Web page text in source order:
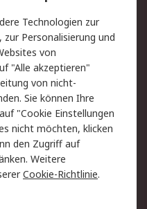
Kontakt
Datenschutz
Zahlungsbedingungen
Technologien zur
Personalisierung und
von
"Alle akzeptieren"
von nicht-
Sie können Ihre
"Cookie Einstellungen
nicht möchten, klicken
den Zugriff auf
Weitere
Cookie-Richtlinie.